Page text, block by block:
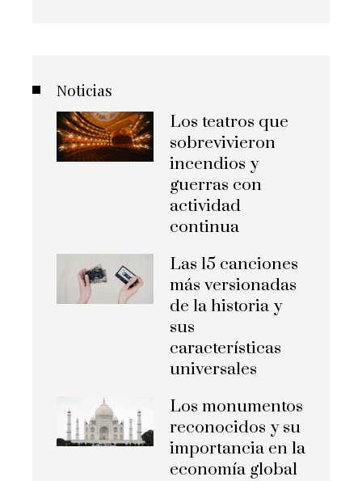
Noticias
Los teatros que
sobrevivieron
incendios y
guerras con
actividad
continua
Las 15 canciones
más versionadas
de la historia y
sus
características
universales
Los monumentos
reconocidos y su
importancia en la
economía global